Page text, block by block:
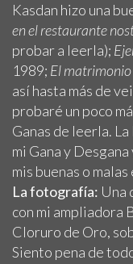
Kasdan hizo una
en el restaurante
probar a leerla);
1989; El matrimonio
así hasta más de
probaré un poco
Ganas de leerla.
mi Gana y
mis buenas o
La fotografía: Una
con mi ampliadora
Cloruro de Oro,
Siento pena de